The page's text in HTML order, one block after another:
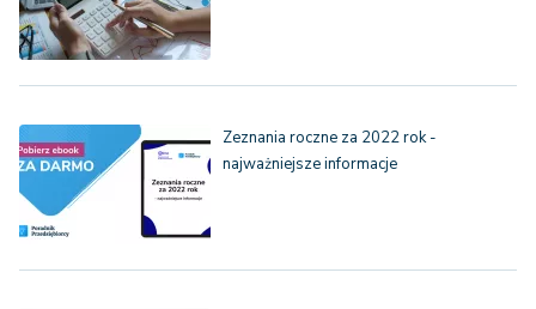
Zeznania roczne za 2022 rok -
najważniejsze informacje